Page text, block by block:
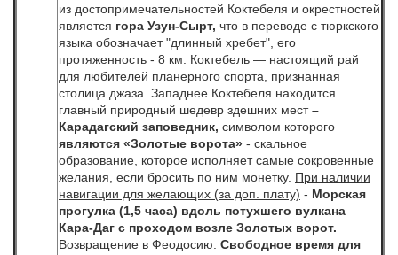
из достопримечательностей Коктебеля и окрестностей
является гора Узун-Сырт, что в переводе с тюркского
языка обозначает "длинный хребет", его
протяженность - 8 км. Коктебель — настоящий рай
для любителей планерного спорта, признанная
столица джаза. Западнее Коктебеля находится
главный природный шедевр здешних мест–
Карадагский заповедник, символом которого
являются «Золотые ворота» - скальное
образование, которое исполняет самые сокровенные
желания, если бросить по ним монетку. При наличии
навигации для желающих (за доп. плату) - Морская
прогулка (1,5 часа) вдоль потухшего вулкана
Кара-Даг с проходом возле Золотых ворот.
Возвращение в Феодосию. Свободное время для